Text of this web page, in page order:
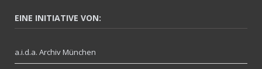
EINE INITIATIVE VON:
a.i.d.a. Archiv München